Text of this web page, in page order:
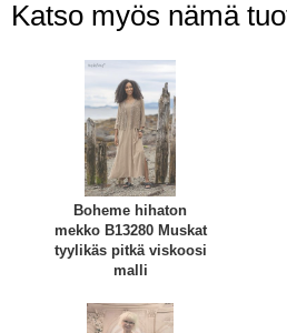
Katso myös nämä
Boheme hihaton
mekko B13280 Muskat
tyylikäs pitkä viskoosi
malli